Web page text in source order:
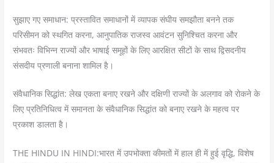
सुझाए गए समाधान: प्रस्तावित समाधानों में व्यापक संघीय समझौता बनने तक
परिसीमन को स्थगित करना, आनुपातिक राजस्व आवंटन सुनिश्चित करना और
संभवतः विभिन्न राज्यों और भाषाई समूहों के लिए आरक्षित सीटों के साथ द्विसदनीय
संसदीय प्रणाली बनाना शामिल है।
संवैधानिक सिद्धांत: लेख एकता बनाए रखने और दक्षिणी राज्यों के अलगाव को रोकने के
लिए प्रतिनिधित्व में समानता के संवैधानिक सिद्धांत को बनाए रखने के महत्व पर
प्रकाश डालता है।
THE HINDU IN HINDI:भारत में उपभोक्ता कीमतों में हाल ही में हुई वृद्धि, विशेष